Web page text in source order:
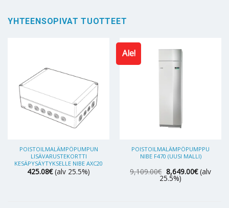
YHTEENSOPIVAT TUOTTEET
POISTOILMALÄMPÖPUMPUN
LISÄVARUSTEKORTTI
KESÄPYSÄYTYKSELLE NIBE AXC20
425.08€ (alv 25.5%)
Ale!
POISTOILMALÄMPÖPUMPPU
NIBE F470 (UUSI MALLI)
9,109.00€ Alkuperäinen
hinta
oli:
8,649.00€Nykyinen
hinta
(alv
25.5%)